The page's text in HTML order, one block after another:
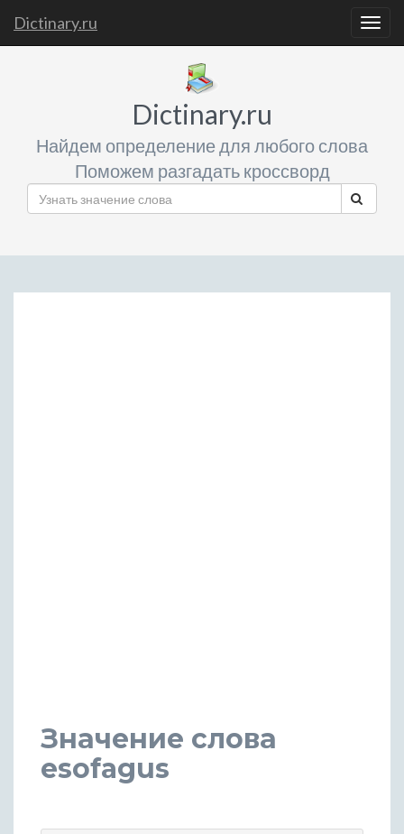
Dictinary.ru
Dictinary.ru
Найдем определение для любого слова
Поможем разгадать кроссворд
Значение слова
esofagus